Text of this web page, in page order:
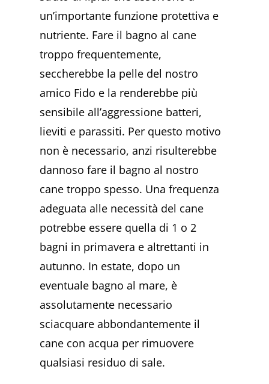
un’importante funzione protettiva e
nutriente. Fare il bagno al cane
troppo frequentemente,
seccherebbe la pelle del nostro
amico Fido e la renderebbe più
sensibile all’aggressione batteri,
lieviti e parassiti. Per questo motivo
non è necessario, anzi risulterebbe
dannoso fare il bagno al nostro
cane troppo spesso. Una frequenza
adeguata alle necessità del cane
potrebbe essere quella di 1 o 2
bagni in primavera e altrettanti in
autunno. In estate, dopo un
eventuale bagno al mare, è
assolutamente necessario
sciacquare abbondantemente il
cane con acqua per rimuovere
qualsiasi residuo di sale.